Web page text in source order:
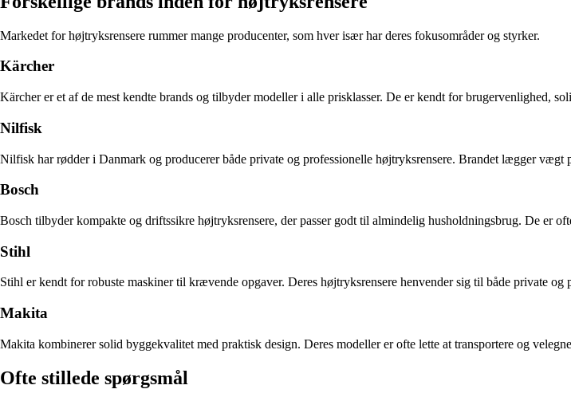
Markedet for højtryksrensere rummer mange producenter, som hver især har deres fokusområder og styrker.
Kärcher
Kärcher er et af de mest kendte brands og tilbyder modeller i alle prisklasser. De er kendt for brugervenlighed,
Nilfisk
Nilfisk har rødder i Danmark og producerer både private og professionelle højtryksrensere. Brandet lægger vægt
Bosch
Bosch tilbyder kompakte og driftssikre højtryksrensere, der passer godt til almindelig husholdningsbrug. De er
Stihl
Stihl er kendt for robuste maskiner til krævende opgaver. Deres højtryksrensere henvender sig til både private
Makita
Makita kombinerer solid byggekvalitet med praktisk design. Deres modeller er ofte lette at transportere og
Ofte stillede spørgsmål